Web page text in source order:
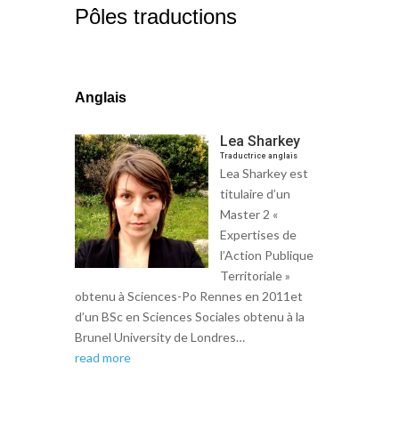
Pôles traductions
Anglais
Lea Sharkey
Traductrice anglais
Lea Sharkey est
titulaire d’un
Master 2 «
Expertises de
l’Action Publique
Territoriale »
obtenu à Sciences-Po Rennes en 2011et
d’un BSc en Sciences Sociales obtenu à la
Brunel University de Londres…
read more